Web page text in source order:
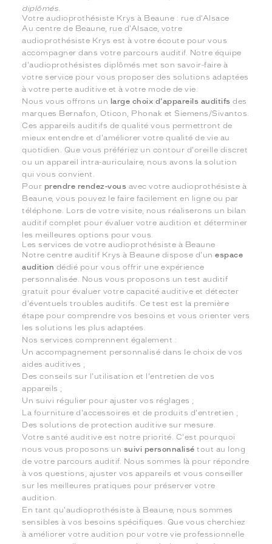
diplômés.
Votre audioprothésiste Krys à Beaune : rue d'Alsace
Au centre de Beaune, rue d'Alsace, votre
audioprothésiste Krys est à votre écoute pour vous
accompagner dans votre parcours auditif. Notre équipe
d'audioprothésistes diplômés met son savoir-faire à
votre service pour vous proposer des solutions adaptées
à votre perte auditive et à votre mode de vie.
Nous vous offrons un large choix d'appareils auditifs des
marques Bernafon, Oticon, Phonak et Siemens/Sivantos.
Ces appareils auditifs de qualité vous permettront de
mieux entendre et d'améliorer votre qualité de vie au
quotidien. Que vous préfériez un contour d'oreille discret
ou un appareil intra-auriculaire, nous avons la solution
qui vous convient.
Pour prendre rendez-vous avec votre audioprothésiste à
Beaune, vous pouvez le faire facilement en ligne ou par
téléphone. Lors de votre visite, nous réaliserons un bilan
auditif complet pour évaluer votre audition et déterminer
les meilleures options pour vous.
Les services de votre audioprothésiste à Beaune
Notre centre auditif Krys à Beaune dispose d'unespace
audition dédié pour vous offrir une expérience
personnalisée. Nous vous proposons un test auditif
gratuit pour évaluer votre capacité auditive et détecter
d'éventuels troubles auditifs. Ce test est la première
étape pour comprendre vos besoins et vous orienter vers
les solutions les plus adaptées.
Nos services comprennent également :
Un accompagnement personnalisé dans le choix de vos
aides auditives ;
Des conseils sur l'utilisation et l'entretien de vos
appareils ;
Un suivi régulier pour ajuster vos réglages ;
La fourniture d'accessoires et de produits d'entretien ;
Des solutions de protection auditive sur mesure.
Votre santé auditive est notre priorité. C'est pourquoi
nous vous proposons un suivi personnalisé tout au long
de votre parcours auditif. Nous sommes là pour répondre
à vos questions, ajuster vos appareils et vous conseiller
sur les meilleures pratiques pour préserver votre
audition.
En tant qu'audioprothésiste à Beaune, nous sommes
sensibles à vos besoins spécifiques. Que vous cherchiez
à améliorer votre audition pour votre vie professionnelle